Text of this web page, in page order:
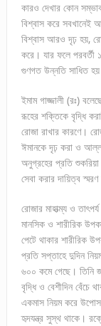
কারও দেখার কোন
বিশ্বাস করে সবখানেই
বিশ্বাস আরও দৃঢ় হয়,
করে। যার ফলে পরবর্তী
গুণগত উন্নতি সাধিত
ইমাম গাজ্জালী (রঃ)
রূহের শক্তিকে বৃদ্ধি
রোজা রাখার কারণে।
ঈমানকে দৃঢ় করা ও
অনুগ্রহের প্রতি শুকরিয়া
সেবা করার দায়িত্ব
রোজার মাহাত্ম্য ও
মানসিক ও শারীরিক
পেটে থাকার শারীরিক
প্রতি সপ্তাহে দুদিন
৬০০ কমে গেছে। তিনি
বৃদ্ধি ও বেশীদিন বেঁচে
একমাস নিয়ম করে উপোস
হৃদযন্ত্র সুস্থ থাকে।